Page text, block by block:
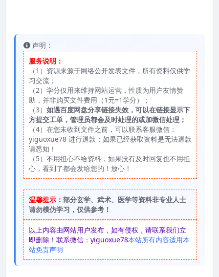
声明：
服务说明：
（1）资源来源于网络公开发表文件，所有资料仅供学
习交流；
（2）学分仅用来维持网站运营，性质为用户友情赞
助，并非购买文件费用（1元=1学分）；
（3） 如遇百度网盘分享链接失效，可以在链接显示下
方提交工单，管理员都会及时处理的或加微信处理；
（4）在您未收到文件之前，可以联系客服微信：
yiguoxue78 进行退款；如果已经获取资料是无法退款
请悉知！
（5）不用担心不给资料，如果没有及时回复也不用担
心，看到了都会发给您的！放心！
温馨提示： 部分玄学、武术、医学等资料非专业人士
请勿模仿学习，仅供参考！
以上内容由网站用户发布，如有侵权，请联系我们立
即删除！联系微信：yiguoxue78本站所有内容适用本
站免责声明